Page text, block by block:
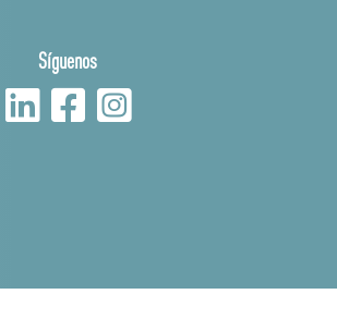
Síguenos